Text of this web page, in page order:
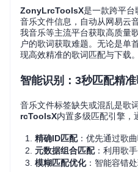
ZonyLrcToolsX是一款跨平台
音乐文件信息，自动从网易云
我音乐等主流平台获取高质量
户的歌词获取难题。无论是单
现高效精准的歌词匹配与下载。
智能识别：3秒匹配精
音乐文件标签缺失或混乱是歌
rcToolsX内置多级匹配引擎，
精确ID匹配：优先通过歌
元数据组合匹配：利用歌
模糊匹配优化：智能容错